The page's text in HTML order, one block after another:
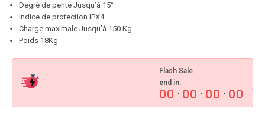
Degré de pente Jusqu’à 15°
Indice de protection IPX4
Charge maximale Jusqu’à 150 Kg
Poids 18Kg
Flash Sale
end in:
00 : 00 : 00 : 00